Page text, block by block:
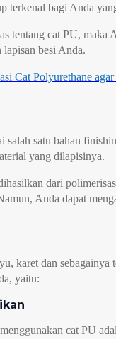
terkenal bagi Anda
tentang cat PU,
besi Anda.
Cat Polyurethane
salah satu bahan
yang dilapisinya.
dari
Anda dapat
karet dan
yaitu:
cat PU